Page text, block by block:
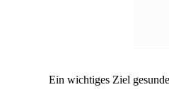
Ein wichtiges Ziel